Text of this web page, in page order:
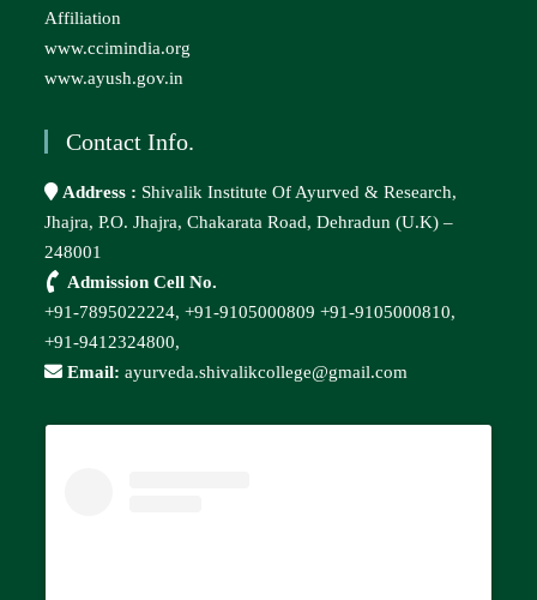
Affiliation
www.ccimindia.org
www.ayush.gov.in
Contact Info.
Address : Shivalik Institute Of Ayurved & Research,
Jhajra, P.O. Jhajra, Chakarata Road, Dehradun (U.K) –
248001
Admission Cell No.
+91-7895022224,+91-9105000809 +91-9105000810,
+91-9412324800,
Email: ayurveda.shivalikcollege@gmail.com